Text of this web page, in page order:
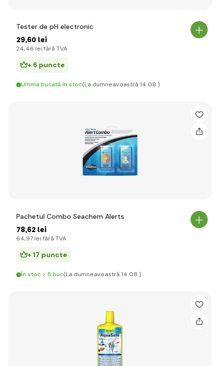
Tester de pH electronic
29,60 lei
24,46 lei fără TVA
+ 6 puncte
Ultima bucată în stoc(La dumneavoastră 14.08.)
Pachetul Combo Seachem Alerts
78,62 lei
64,97 lei fără TVA
+ 17 puncte
În stoc > 5 buc(La dumneavoastră 14.08.)